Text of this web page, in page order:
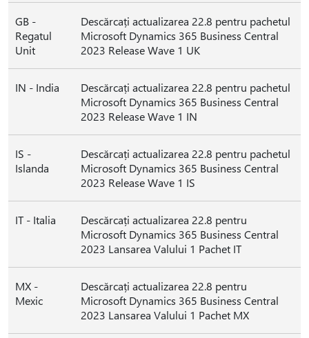
GB -
Regatul
Unit
Descărcați actualizarea 22.8 pentru pachetul
Microsoft Dynamics 365 Business Central
2023 Release Wave 1 UK
IN - India
Descărcați actualizarea 22.8 pentru pachetul
Microsoft Dynamics 365 Business Central
2023 Release Wave 1 IN
IS -
Islanda
Descărcați actualizarea 22.8 pentru pachetul
Microsoft Dynamics 365 Business Central
2023 Release Wave 1 IS
IT - Italia
Descărcați actualizarea 22.8 pentru
Microsoft Dynamics 365 Business Central
2023 Lansarea Valului 1 Pachet IT
MX -
Mexic
Descărcați actualizarea 22.8 pentru
Microsoft Dynamics 365 Business Central
2023 Lansarea Valului 1 Pachet MX